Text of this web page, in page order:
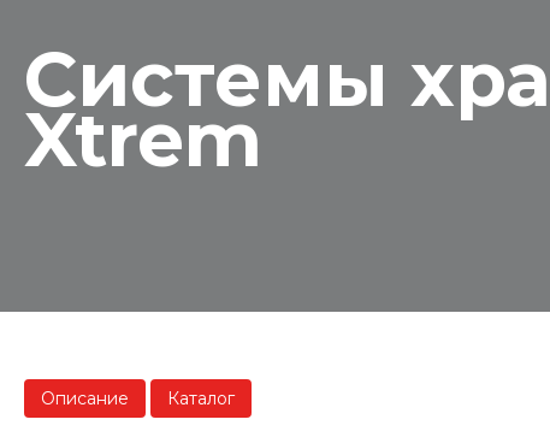
Системы
Xtrem
Описание Каталог